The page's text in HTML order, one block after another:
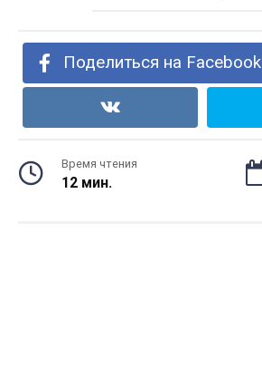
Поделиться на Facebook
Время чтения
12 мин.